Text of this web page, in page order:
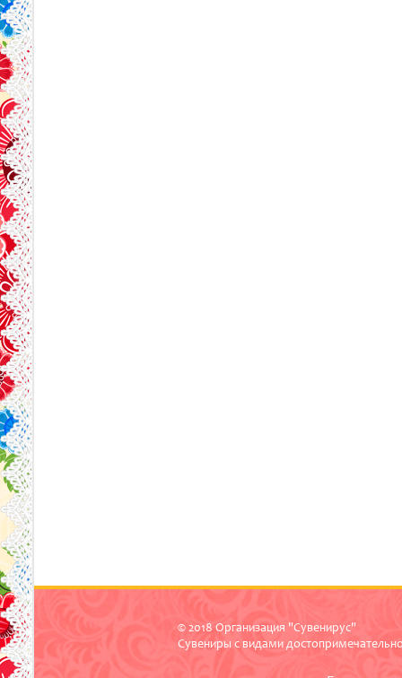
© 2018 Организация "Сувенирус"
Сувениры с видами